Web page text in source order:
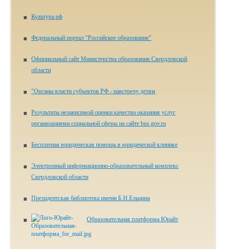
Культура.рф
Федеральный портал "Российское образование"
Официальный сайт Министерства образования Свердловской
области
"Органы власти субъектов РФ - навстречу детям
Результаты независимой оценки качества оказания услуг
организациями социальной сферы на сайте bus.gov.ru
Бесплатная юридическая помощь в юридической клинике
Электронный информационно-образовательный комплекс
Свердловской области
Президентская библиотека имени Б.Н.Ельцина
Образовательная платформа Юрайт